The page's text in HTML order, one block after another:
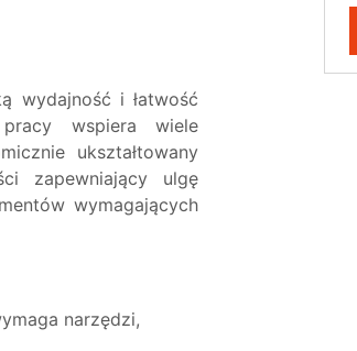
wydajność i łatwość
wspiera wiele
ukształtowany
zapewniający ulgę
wymagających
narzędzi,